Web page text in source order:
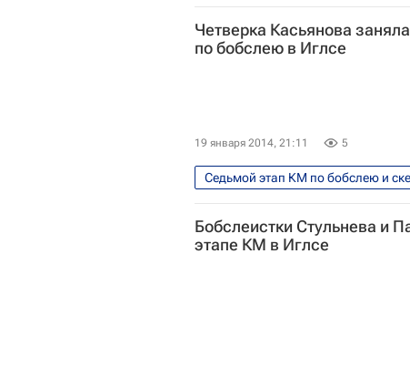
Четверка Касьянова
по бобслею в Иглсе
19 января 2014, 21:11 5
Седьмой этап КМ по бобслею и
Кубок мира по бобслею
Александр Касьянов
Бобслеистки Стульнева и
этапе КМ в Иглсе